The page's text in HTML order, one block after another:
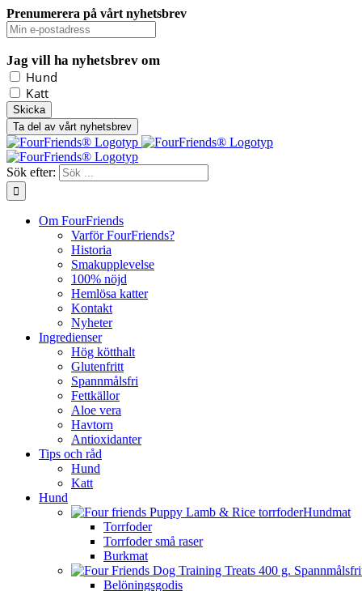
Prenumerera på vårt nyhetsbrev
Jag vill ha nyhetsbrev om
Hund
Katt
Ta del av vårt nyhetsbrev
Sök efter:
Om FourFriends
Varför FourFriends?
Historia
Smakupplevelse
100% nöjd
Hemlösa katter
Kontakt
Nyheter
Ingredienser
Hög kötthalt
Glutenfritt
Spannmålsfri
Fettkällor
Aloe vera
Havtorn
Antioxidanter
Tips och råd
Hund
Katt
Hund
Hundmat
Torrfoder
Torrfoder små raser
Burkmat
Belöningsgodis